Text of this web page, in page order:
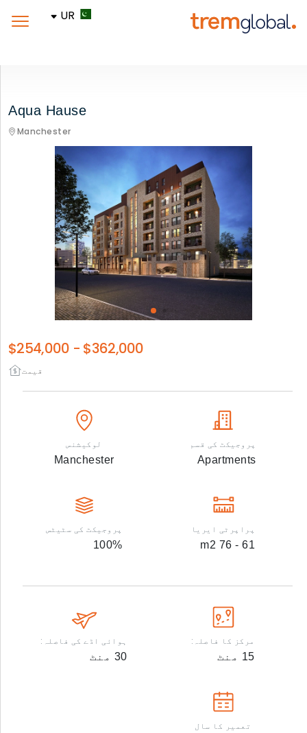
UR
Aqua Hause
Manchester
قیمت
$254,000 - $362,000
پروجیکٹ کی قسم
Apartments
لوکیشنس
Manchester
پراپرٹی ایریا
61 - 76
پروجیکٹ کی سٹیٹس
100%
مرکز کا فاصلہ:
15 منٹ
ہوائی اڈے کی فاصلہ:
30 منٹ
تعمیر کا سال